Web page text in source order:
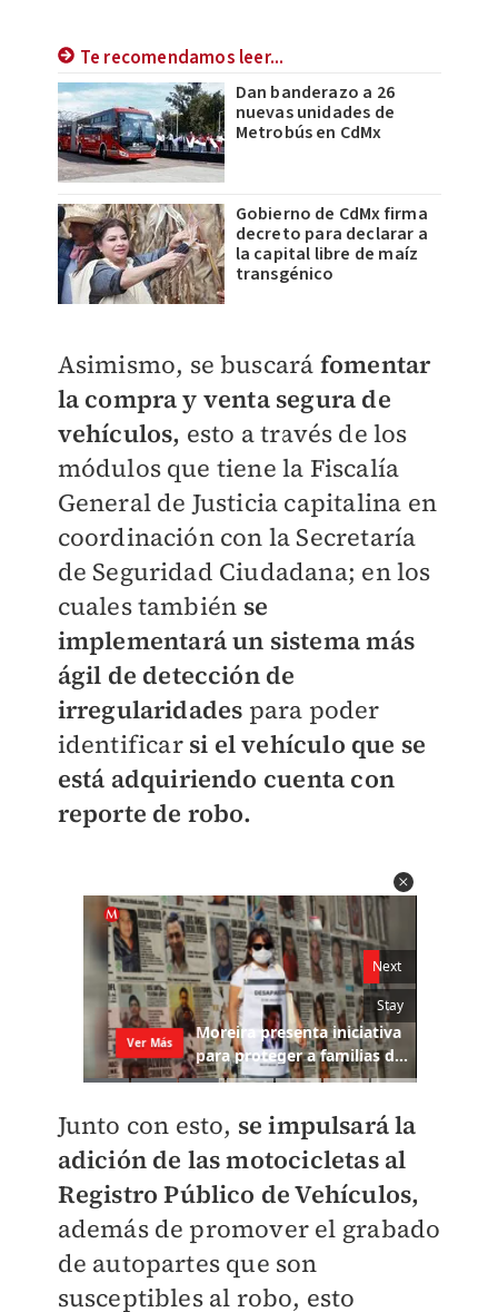
Te recomendamos leer...
Dan banderazo a 26
nuevas unidades de
Metrobús en CdMx
Gobierno de CdMx firma
decreto para declarar a
la capital libre de maíz
transgénico
Asimismo, se buscará fomentar
la compra y venta segura de
vehículos, esto a través de los
módulos que tiene la Fiscalía
General de Justicia capitalina en
coordinación con la Secretaría
de Seguridad Ciudadana; en los
cuales también se
implementará un sistema más
ágil de detección de
irregularidades para poder
identificar si el vehículo que se
está adquiriendo cuenta con
reporte de robo.
Junto con esto, se impulsará la
adición de las motocicletas al
Registro Público de Vehículos,
además de promover el grabado
de autopartes que son
susceptibles al robo, esto